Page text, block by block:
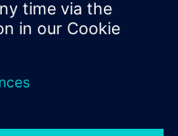
willen hebben in de
en het regelen van